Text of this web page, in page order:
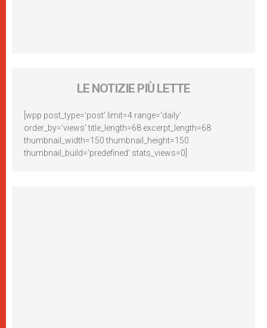
LE NOTIZIE PIÙ LETTE
[wpp post_type='post' limit=4 range='daily'
order_by='views' title_length=68 excerpt_length=68
thumbnail_width=150 thumbnail_height=150
thumbnail_build='predefined' stats_views=0]